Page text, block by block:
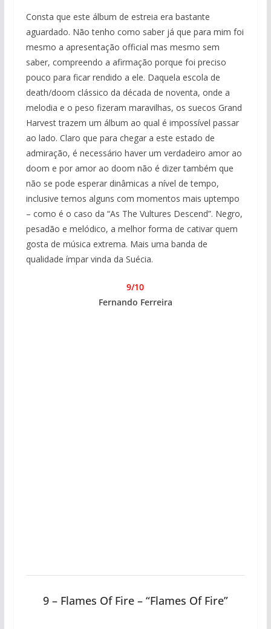
Consta que este álbum de estreia era bastante
aguardado. Não tenho como saber já que para mim foi
mesmo a apresentação official mas mesmo sem
saber, compreendo a afirmação porque foi preciso
pouco para ficar rendido a ele. Daquela escola de
death/doom clássico da década de noventa, onde a
melodia e o peso fizeram maravilhas, os suecos Grand
Harvest trazem um álbum ao qual é impossível passar
ao lado. Claro que para chegar a este estado de
admiração, é necessário haver um verdadeiro amor ao
doom e por amor ao doom não é dizer também que
não se pode esperar dinâmicas a nível de tempo,
inclusive temos alguns com momentos mais uptempo
– como é o caso da “As The Vultures Descend”. Negro,
pesadão e melódico, a melhor forma de cativar quem
gosta de música extrema. Mais uma banda de
qualidade ímpar vinda da Suécia.
9/10
Fernando Ferreira
9 – Flames Of Fire – “Flames Of Fire”